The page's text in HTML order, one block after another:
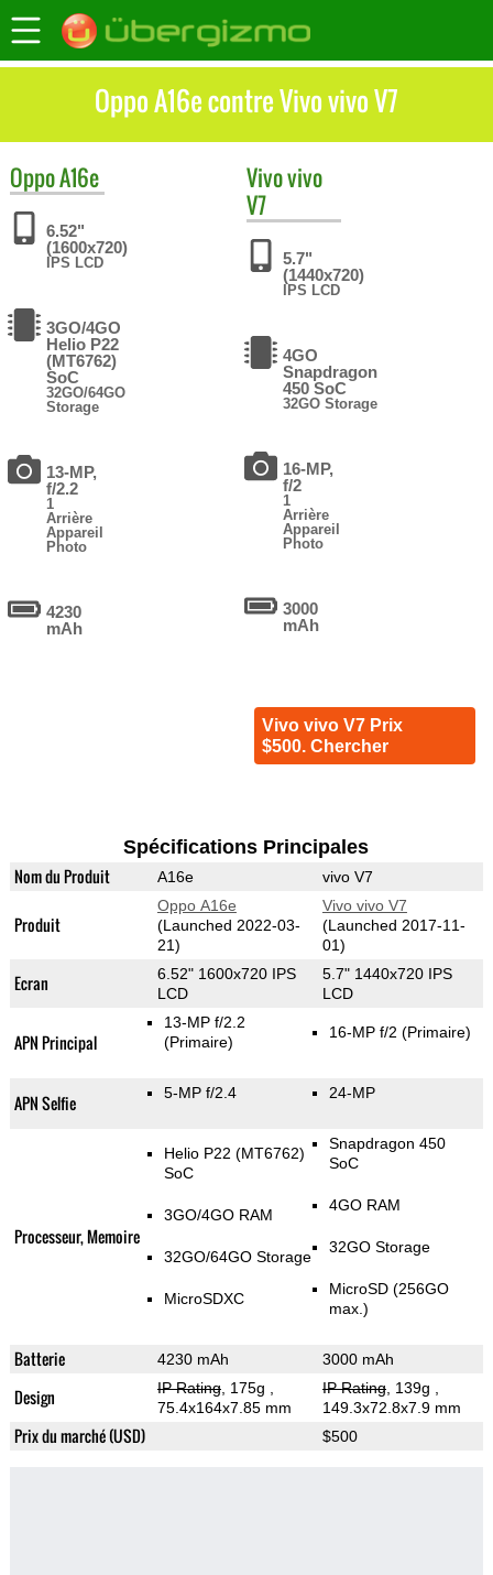
Oppo A16e contre Vivo vivo V7
OppoA16e
6.52"
(1600x720)
IPS LCD
3GO/4GO
Helio P22
(MT6762)
SoC
32GO/64GO
Storage
13-MP,
f/2.2
1
Arrière
Appareil
Photo
4230
mAh
Vivovivo
V7
5.7"
(1440x720)
IPS LCD
4GO
Snapdragon
450 SoC
32GO Storage
16-MP,
f/2
1
Arrière
Appareil
Photo
3000
mAh
Vivo vivo V7 Prix
$500. Chercher
Spécifications Principales
Nom du Produit A16e vivo V7
Produit
Oppo A16e
(Launched 2022-03-
21)
Vivo vivo V7
(Launched 2017-11-
01)
Ecran
6.52" 1600x720 IPS
LCD
5.7" 1440x720 IPS
LCD
APN Principal
13-MP f/2.2
(Primaire)
16-MP f/2 (Primaire)
APN Selfie 5-MP f/2.4 24-MP
Processeur, Memoire
Helio P22 (MT6762)
SoC
3GO/4GO RAM
32GO/64GO Storage
MicroSDXC
Snapdragon 450
SoC
4GO RAM
32GO Storage
MicroSD (256GO
max.)
Batterie 4230 mAh 3000 mAh
Design IP Rating, 175g
75.4x164x7.85 mm
IP Rating, 139g
149.3x72.8x7.9 mm
Prix du marché (USD) $500